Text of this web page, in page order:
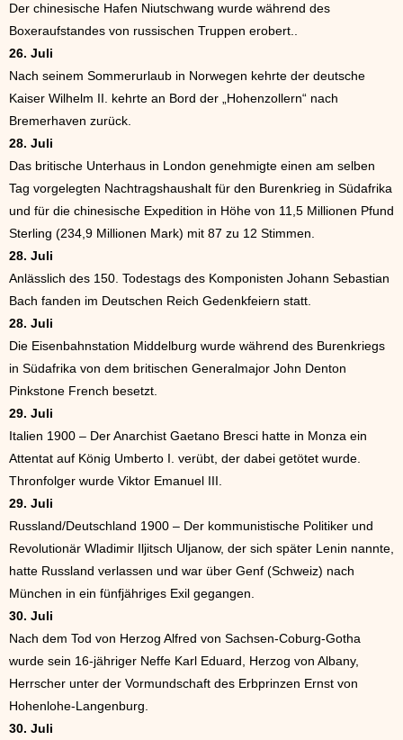
Der chinesische Hafen Niutschwang wurde während des
Boxeraufstandes von russischen Truppen erobert..
26. Juli
Nach seinem Sommerurlaub in Norwegen kehrte der deutsche
Kaiser Wilhelm II. kehrte an Bord der „Hohenzollern“ nach
Bremerhaven zurück.
28. Juli
Das britische Unterhaus in London genehmigte einen am selben
Tag vorgelegten Nachtragshaushalt für den Burenkrieg in Südafrika
und für die chinesische Expedition in Höhe von 11,5 Millionen Pfund
Sterling (234,9 Millionen Mark) mit 87 zu 12 Stimmen.
28. Juli
Anlässlich des 150. Todestags des Komponisten Johann Sebastian
Bach fanden im Deutschen Reich Gedenkfeiern statt.
28. Juli
Die Eisenbahnstation Middelburg wurde während des Burenkriegs
in Südafrika von dem britischen Generalmajor John Denton
Pinkstone French besetzt.
29. Juli
Italien 1900 – Der Anarchist Gaetano Bresci hatte in Monza ein
Attentat auf König Umberto I. verübt, der dabei getötet wurde.
Thronfolger wurde Viktor Emanuel III.
29. Juli
Russland/Deutschland 1900 – Der kommunistische Politiker und
Revolutionär Wladimir Iljitsch Uljanow, der sich später Lenin nannte,
hatte Russland verlassen und war über Genf (Schweiz) nach
München in ein fünfjähriges Exil gegangen.
30. Juli
Nach dem Tod von Herzog Alfred von Sachsen-Coburg-Gotha
wurde sein 16-jähriger Neffe Karl Eduard, Herzog von Albany,
Herrscher unter der Vormundschaft des Erbprinzen Ernst von
Hohenlohe-Langenburg.
30. Juli